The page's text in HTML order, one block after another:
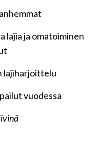
lajia ja omatoiminen
lajiharjoittelu
vuodessa